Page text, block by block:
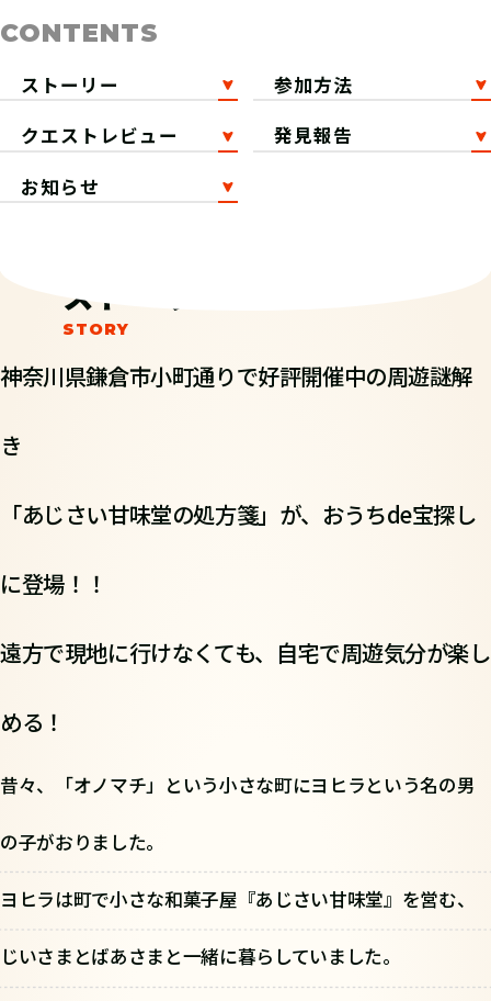
CONTENTS
ストーリー
参加方法
クエストレビュー
発見報告
お知らせ
ストーリー
神奈川県鎌倉市小町通りで好評開催中の周遊謎解
き
「あじさい甘味堂の処方箋」が、おうちde宝探し
に登場！！
遠方で現地に行けなくても、自宅で周遊気分が楽し
める！
昔々、「オノマチ」という小さな町にヨヒラという名の男
の子がおりました。
ヨヒラは町で小さな和菓子屋『あじさい甘味堂』を営む、
じいさまとばあさまと一緒に暮らしていました。